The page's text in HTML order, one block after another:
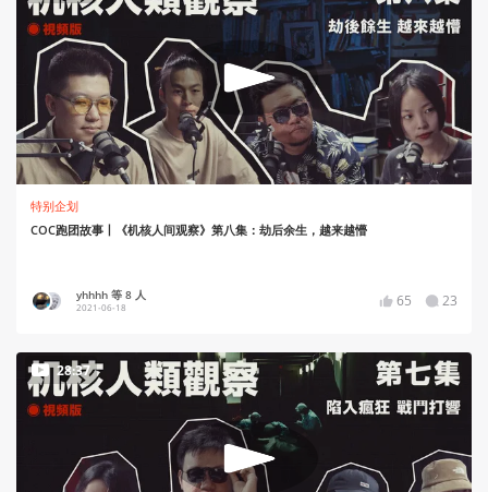
特别企划
COC跑团故事丨《机核人间观察》第八集：劫后余生，越来越懵
yhhhh 等 8 人
2021-06-18 65 23
28:37